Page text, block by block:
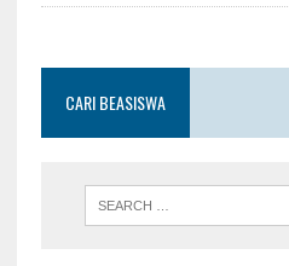
CARI BEASISWA